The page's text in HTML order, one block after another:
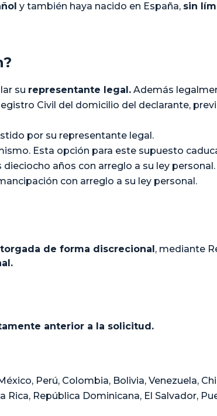
y también haya nacido en España, sin
su representante legal. Además
Civil del domicilio del declarante,
por su representante legal.
Esta opción para este supuesto
años con arreglo a su ley
con arreglo a su ley personal.
de forma discrecional, mediante
anterior a la solicitud.
Perú, Colombia, Bolivia, Venezuela,
Rica, República Dominicana, El Salvador,